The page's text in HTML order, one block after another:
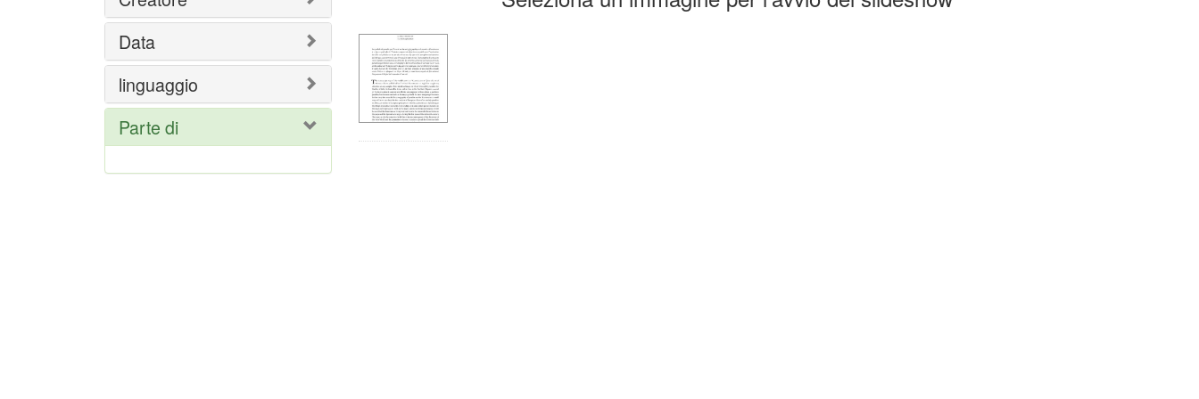
ricerca
Data
linguaggio
Parte di